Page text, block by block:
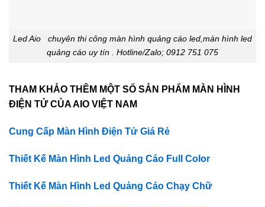
Led Aio chuyên thi công màn hình quảng cáo led,màn hình led
quảng cáo uy tín . Hotline/Zalo; 0912 751 075
THAM KHẢO THÊM MỘT SỐ SẢN PHẨM MÀN HÌNH
ĐIỆN TỬ CỦA AIO VIỆT NAM
Cung Cấp Màn Hình Điện Tử Giá Rẻ
Thiết Kế Màn Hình Led Quảng Cáo Full Color
Thiết Kế Màn Hình Led Quảng Cáo Chạy Chữ